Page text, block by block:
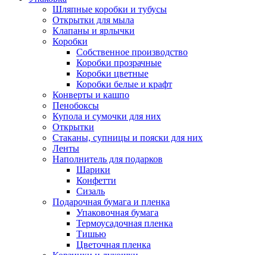
Шляпные коробки и тубусы
Открытки для мыла
Клапаны и ярлычки
Коробки
Собственное производство
Коробки прозрачные
Коробки цветные
Коробки белые и крафт
Конверты и кашпо
Пенобоксы
Купола и сумочки для них
Открытки
Стаканы, супницы и пояски для них
Ленты
Наполнитель для подарков
Шарики
Конфетти
Сизаль
Подарочная бумага и пленка
Упаковочная бумага
Термоусадочная пленка
Тишью
Цветочная пленка